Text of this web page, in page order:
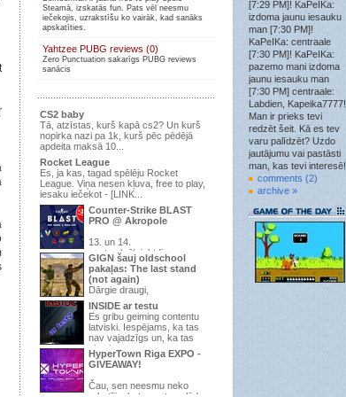
Wick3D »
tf2.kso.lv:27015
23. May
tf2.kso.lv:27015
23. May
Wick3D
Nākat spēlēt uz šo KSO PUB serveri tf2.kso.lv:27015
12. May
ok
10. May
struncis »
jau jau labu uztaisa, tad spēlē, šobrīd 9/24 un pirmā
diena
04. May
struncis »
1.6
04. May
.qoodbeep. »
strunci tas css vai 1.6?
struncis »
Ja gribar kādu zm+war3ftx 31lvl uzspēlēt, pievienojās
195.3.145.67:27015 , pēc šiem gadiem izdomāju
serveri uztaisīt atkal
04. May
attachment »
jauns forums
tikai kāda jēga
01. May
Trakaisspoks
Jup
struncis »
Vajag topiku uzraut par vakara šaušanu pubā.
.qoodbeep. »
Vispar doma kadam raut sho speli? Neesu speljis jau
kad vis sheit vienaa mirklii izmira.
.qoodbeep. »
Steamā, izskatās fun. Pats vēl neesmu
iečekojis, uzrakstīšu ko vairāk, kad sanāks
apskatīties.
Yahtzee PUBG reviews (0)
Zero Punctuation sakarīgs PUBG reviews
sanācis
CS2 baby
Tā, atzīstas, kurš kapā cs2? Un kurš
nopirka nazi pa 1k, kurš pēc pēdējā
apdeita maksā 10...
Rocket League
Es, ja kas, tagad spēlēju Rocket
League. Viņa nesen kļuva, free to play,
iesaku iečekot - [LINK...
Counter-Strike BLAST
PRO @ Akropole
13. un 14.
septembrī(piektdiena un
sestdiena), t/c “Akropole” Apollo Kino -
pirmo ...
GIGN šauj oldschool
pakaļas: The last stand
(not again)
Dārgie draugi,
Ir pienācis laiks parādīt, ka pēdējā
reize, kurā mēs domājam, ...
INSIDE ar testu
Es gribu geiming contentu
latviski. Iespējams, ka tas
nav vajadzīgs un, ka tas
viss ir s...
HyperTown Riga EXPO -
GIVEAWAY!
Čau, sen neesmu neko
[7:29 PM]! KaPeIKa:
izdoma jaunu iesauku
man [7:30 PM]!
KaPeIKa: centraale
[7:30 PM]! KaPeIKa:
pazemo mani izdoma
jaunu iesauku man
[7:30 PM] centraale:
Labdien, Kapeika7777!
Man ir prieks tevi
redzēt šeit. Kā es tev
varu palīdzēt? Uzdo
jautājumu vai pastāsti
man, kas tevi interesē!
comments (2)
archive »